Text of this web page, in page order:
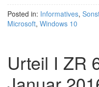
Posted in: Informatives,
Microsoft, Windows 10
Urteil I ZR